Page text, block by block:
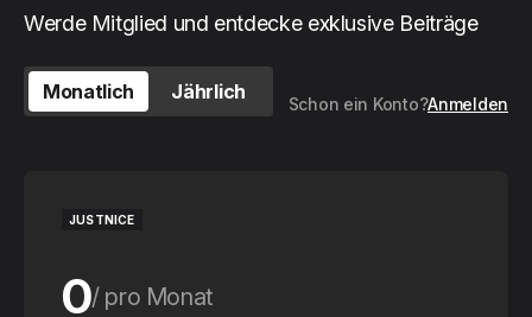
Werde Mitglied und entdecke exklusive Beiträge
Monatlich Jährlich
Schon ein Konto?Anmelden
JUSTNICE
0 pro Monat